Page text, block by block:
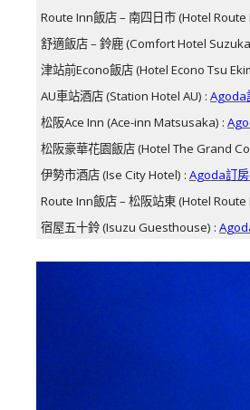
Route Inn飯店 – 南四日市 (Hotel
舒適飯店 – 鈴鹿 (Comfort Hotel
津站前Econo飯店 (Hotel Econo Tsu
AU車站酒店 (Station Hotel AU) : Agoda
松阪Ace Inn (Ace-inn Matsusaka) :
松阪豪華花園飯店 (Hotel The Grand
伊勢市酒店 (Ise City Hotel) : Agoda訂
Route Inn飯店 – 松阪站東 (Hotel
宿屋五十鈴 (Isuzu Guesthouse) :